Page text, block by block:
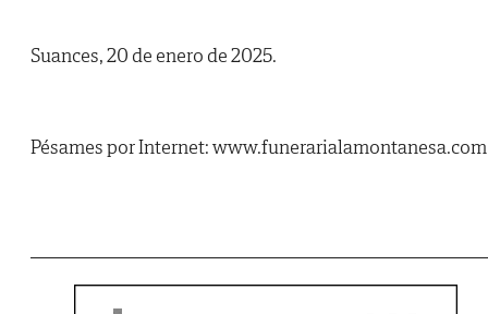
Suances, 20 de enero de 2025.
Pésames por Internet: www.funerarialamontanesa.com